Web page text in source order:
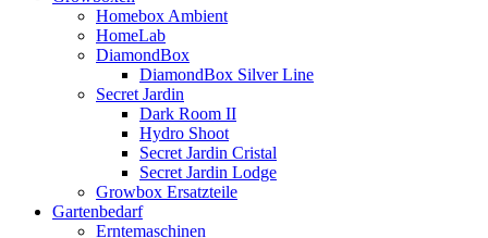
Homebox Ambient
HomeLab
DiamondBox
DiamondBox Silver Line
Secret Jardin
Dark Room II
Hydro Shoot
Secret Jardin Cristal
Secret Jardin Lodge
Growbox Ersatzteile
Gartenbedarf
Erntemaschinen